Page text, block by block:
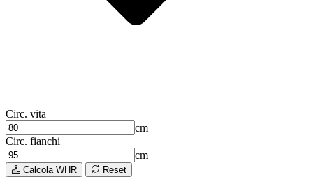
Circ. vita
cm
Circ. fianchi
cm
Calcola WHR Reset